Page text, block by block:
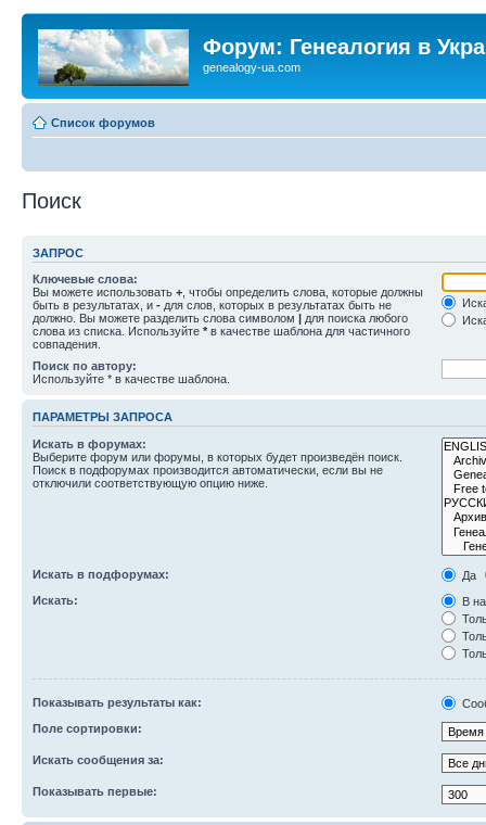
Форум: Генеалогия в
genealogy-ua.com
Список форумов
Поиск
ЗАПРОС
Ключевые слова:
Вы можете использовать + , чтобы определить слова, которые должны
быть в результатах, и - для слов, которых в результатах быть не
должно. Вы можете разделить слова символом | для поиска любого
слова из списка. Используйте * в качестве шаблона для частичного
совпадения.
Поиск по автору:
Используйте * в качестве шаблона.
ПАРАМЕТРЫ ЗАПРОСА
Искать в форумах:
Выберите форум или форумы, в которых будет произведён поиск.
Поиск в подфорумах производится автоматически, если вы не
отключили соответствующую опцию ниже.
Искать в подфорумах:
Да
Искать:
В
Показывать результаты как:
Поле сортировки:
Искать сообщения за:
Показывать первые: